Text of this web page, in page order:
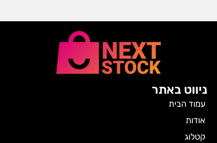
ניווט באתר
עמוד הבית
אודות
קטלוג